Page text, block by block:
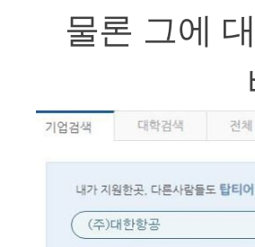
물론 그에